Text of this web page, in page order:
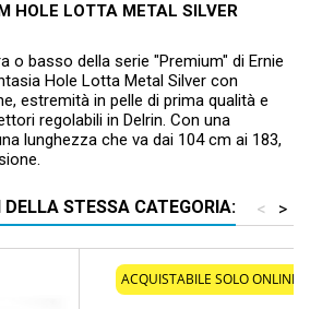
HOLE LOTTA METAL SILVER
o basso della serie "Premium" di Ernie
Hole Lotta Metal Silver con
estremità in pelle di prima qualità e
regolabili in Delrin. Con una
lunghezza che va dai 104 cm ai 183,
STESSA CATEGORIA: >
<
ACQUISTABILE SOLO ONLINE